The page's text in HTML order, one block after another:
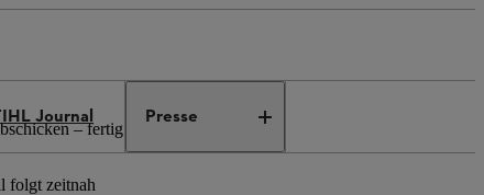
Journal Presse
– fertig
folgt zeitnah